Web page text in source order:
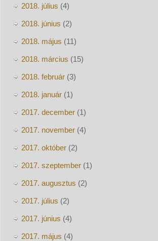
2018. július (4)
2018. június (2)
2018. május (11)
2018. március (15)
2018. február(3)
2018. január(1)
2017. december(1)
2017. november(4)
2017. október(2)
2017. szeptember(1)
2017. augusztus (2)
2017. július (2)
2017. június (4)
2017. május (4)